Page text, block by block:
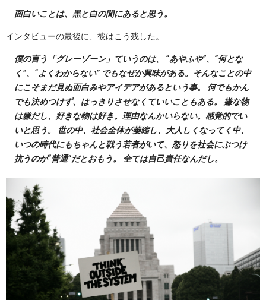
面白いことは、黒と白の間にあると思う。
インタビューの最後に、彼はこう残した。
僕の言う「グレーゾーン」ていうのは、 “あやふや”、“何とな
く”、“よくわからない” でもなぜか興味がある。そんなことの中
にこそまだ見ぬ面白みやアイデアがあるという事。 何でもかん
でも決めつけず、はっきりさせなくていいこともある。 嫌な物
は嫌だし、好きな物は好き。理由なんかいらない。感覚的でい
いと思う。 世の中、社会全体が萎縮し、大人しくなってく中、
いつの時代にもちゃんと戦う若者がいて、怒りを社会にぶつけ
抗うのが“普通”だとおもう。 全ては自己責任なんだし。